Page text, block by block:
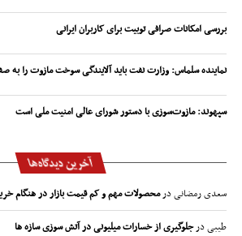
بررسی امکانات صرافی توبیت برای کاربران ایرانی
نماینده سلماس: وزارت نفت باید آلایندگی سوخت مازوت را به
سپهوند:‌ مازوت‌سوزی با دستور شورای عالی امنیت ملی است
آخرین دیدگاه‌ها
سعدی رمضانیدرمحصولات مهم و کم قیمت بازار در هنگام
طیبیدرجلوگیری از خسارات میلیونی در آتش سوزی سازه ها